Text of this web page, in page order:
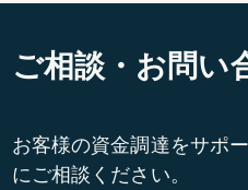
ご相談・お問い
お客様の資金調達をサポ
にご相談ください。